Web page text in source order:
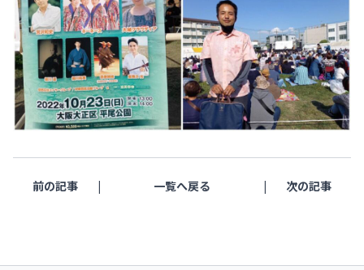
前の記事 一覧へ戻る 次の記事